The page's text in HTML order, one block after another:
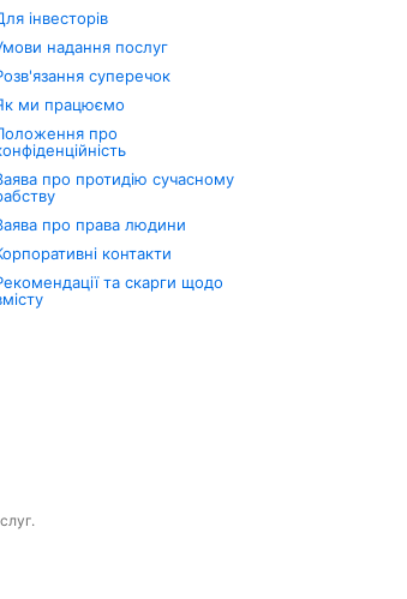
інвесторів
надання послуг
суперечок
ми працюємо
про
про протидію сучасному
про права людини
контакти
та скарги щодо